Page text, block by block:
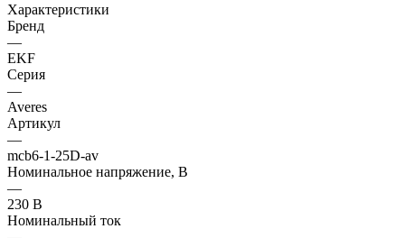
Характеристики
Бренд
—
EKF
Серия
—
Averes
Артикул
—
mcb6-1-25D-av
Номинальное напряжение, В
—
230 В
Номинальный ток